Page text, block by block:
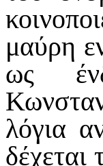
μαύρη
ως
λόγια
δέχεται